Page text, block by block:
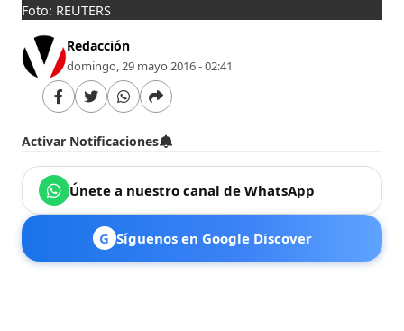
Foto: REUTERS
Redacción
domingo, 29 mayo 2016 - 02:41
Activar Notificaciones
Únete a nuestro canal de WhatsApp
G Síguenos en Google Discover